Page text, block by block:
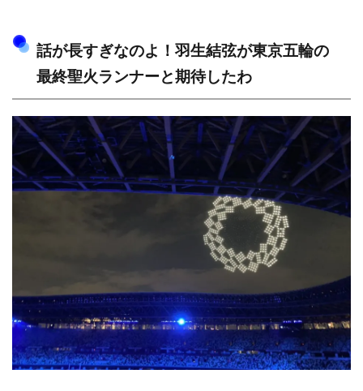
話が長すぎなのよ！羽生結弦が東京五輪の
最終聖火ランナーと期待したわ